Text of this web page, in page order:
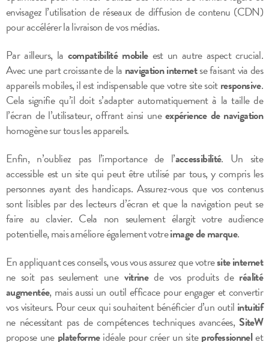
envisagez l’utilisation de réseaux de diffusion de contenu (CDN)
pour accélérer la livraison de vos médias.
Par ailleurs, la compatibilité mobileest un autre aspect crucial.
Avec une part croissante de la navigation internetse faisant via des
appareils mobiles, il est indispensable que votre site soitresponsive.
Cela signifie qu’il doit s’adapter automatiquement à la taille de
l’écran de l’utilisateur, offrant ainsi uneexpérience de navigation
homogène sur tous les appareils.
Enfin, n’oubliez pas l’importance de l’accessibilité. Un site
accessible est un site qui peut être utilisé par tous, y compris les
personnes ayant des handicaps. Assurez-vous que vos contenus
sont lisibles par des lecteurs d’écran et que la navigation peut se
faire au clavier. Cela non seulement élargit votre audience
potentielle, mais améliore également votreimage de marque.
En appliquant ces conseils, vous vous assurez que votresite internet
ne soit pas seulement une vitrinede vos produits de réalité
augmentée, mais aussi un outil efficace pour engager et convertir
vos visiteurs. Pour ceux qui souhaitent bénéficier d’un outil intuitif
ne nécessitant pas de compétences techniques avancées, SiteW
propose une plateformeidéale pour créer un siteprofessionnelet